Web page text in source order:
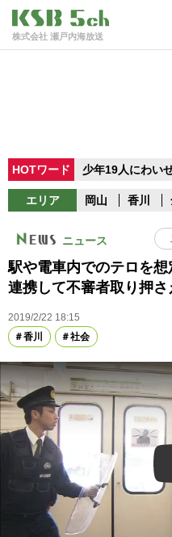
株式会社 瀬戸内海放送
HOTワード 少年19人にわい
エリア 岡山 香川
ニュース
駅や電車内でのテロを
連携して不審者取り押
2019/2/22 18:15
香川
社会